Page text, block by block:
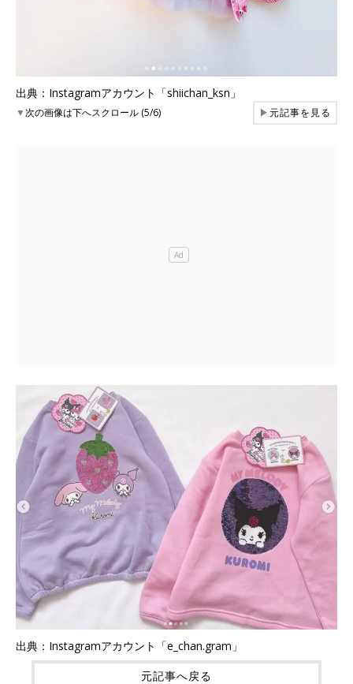
出典：Instagramアカウント「shiichan_ksn」
▼次の画像は下へスクロール (5/6) ▶元記事を見る
出典：Instagramアカウント「e_chan.gram」
元記事へ戻る